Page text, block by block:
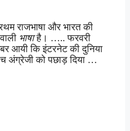
राजभाषा और भारत की
भाषाहै। ….. फरवरी
आयी कि इंटरनेट की दुनिया
अंग्रेजी को पछाड़ दिया …